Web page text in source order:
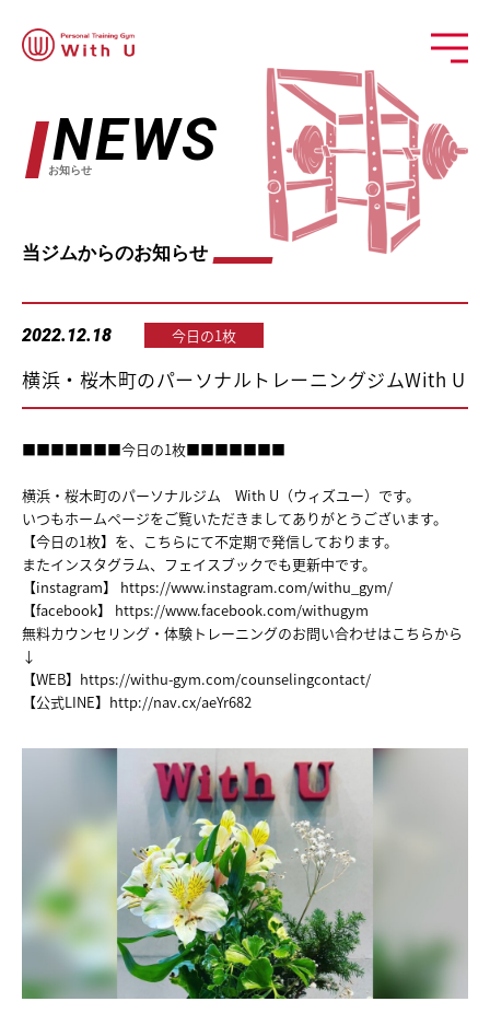
HOME
NEWS
ABOUT
FACILITY
TRAINER
NEWS
お知らせ
当ジムからのお知らせ
2022.12.18 今日の1枚
横浜・桜木町のパーソナルトレーニングジムWith U
■■■■■■■今日の1枚■■■■■■■
横浜・桜木町のパーソナルジム With U（ウィズユー）です。
いつもホームページをご覧いただきましてありがとうございます。
【今日の1枚】を、こちらにて不定期で発信しております。
またインスタグラム、フェイスブックでも更新中です。
【instagram】 https://www.instagram.com/withu_gym/
【facebook】 https://www.facebook.com/withugym
無料カウンセリング・体験トレーニングのお問い合わせはこちらから
↓
【WEB】 https://withu-gym.com/counselingcontact/
【公式LINE】 http://nav.cx/aeYr682